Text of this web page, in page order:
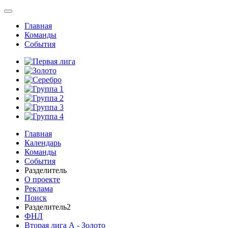
Главная
Команды
События
Главная
Календарь
Команды
События
Разделитель
О проекте
Реклама
Поиск
Разделитель2
ФНЛ
Вторая лига А - Золото